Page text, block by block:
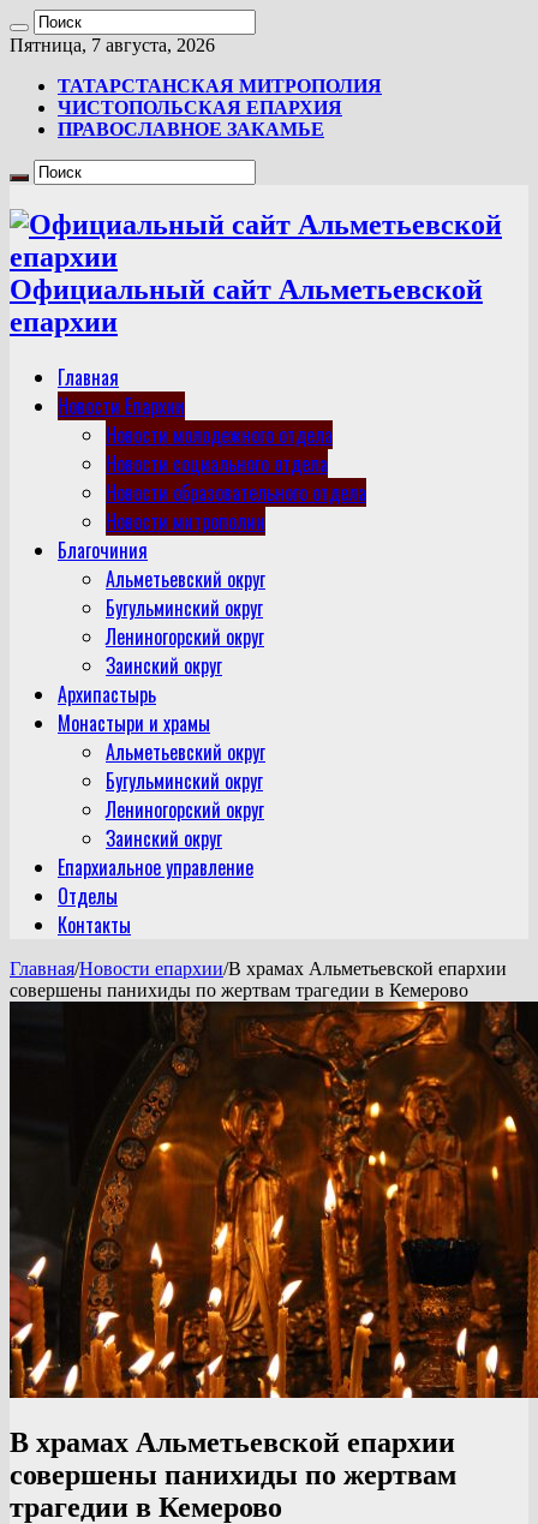
Пятница, 7 августа, 2026
ТАТАРСТАНСКАЯ МИТРОПОЛИЯ
ЧИСТОПОЛЬСКАЯ ЕПАРХИЯ
ПРАВОСЛАВНОЕ ЗАКАМЬЕ
Официальный сайт Альметьевской
епархии
Главная
Новости Епархии
Новости молодежного отдела
Новости социального отдела
Новости образовательного отдела
Новости митрополии
Благочиния
Альметьевский округ
Бугульминский округ
Лениногорский округ
Заинский округ
Архипастырь
Монастыри и храмы
Альметьевский округ
Бугульминский округ
Лениногорский округ
Заинский округ
Епархиальное управление
Отделы
Контакты
Главная/Новости епархии/В храмах Альметьевской епархии
совершены панихиды по жертвам трагедии в Кемерово
В храмах Альметьевской епархии
совершены панихиды по жертвам
трагедии в Кемерово